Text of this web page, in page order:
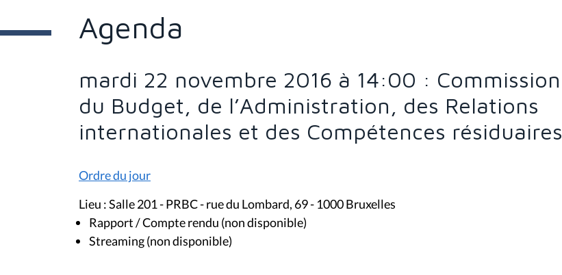
c
iAgenda
mardi 22 novembre 2016 à 14:00 : Commission
du Budget, de l’Administration, des Relations
internationales et des Compétences résiduaires
Ordre du jour
Lieu : Salle 201 - PRBC - rue du Lombard, 69 - 1000 Bruxelles
Rapport / Compte rendu (non disponible)
Streaming (non disponible)